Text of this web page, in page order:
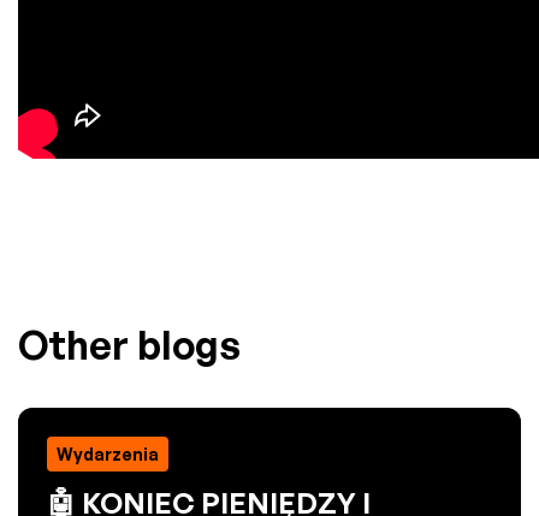
Other blogs
Wydarzenia
🤖 KONIEC PIENIĘDZY I